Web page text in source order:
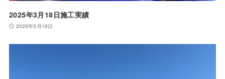
2025年3月18日施工実績
2025年3月18日